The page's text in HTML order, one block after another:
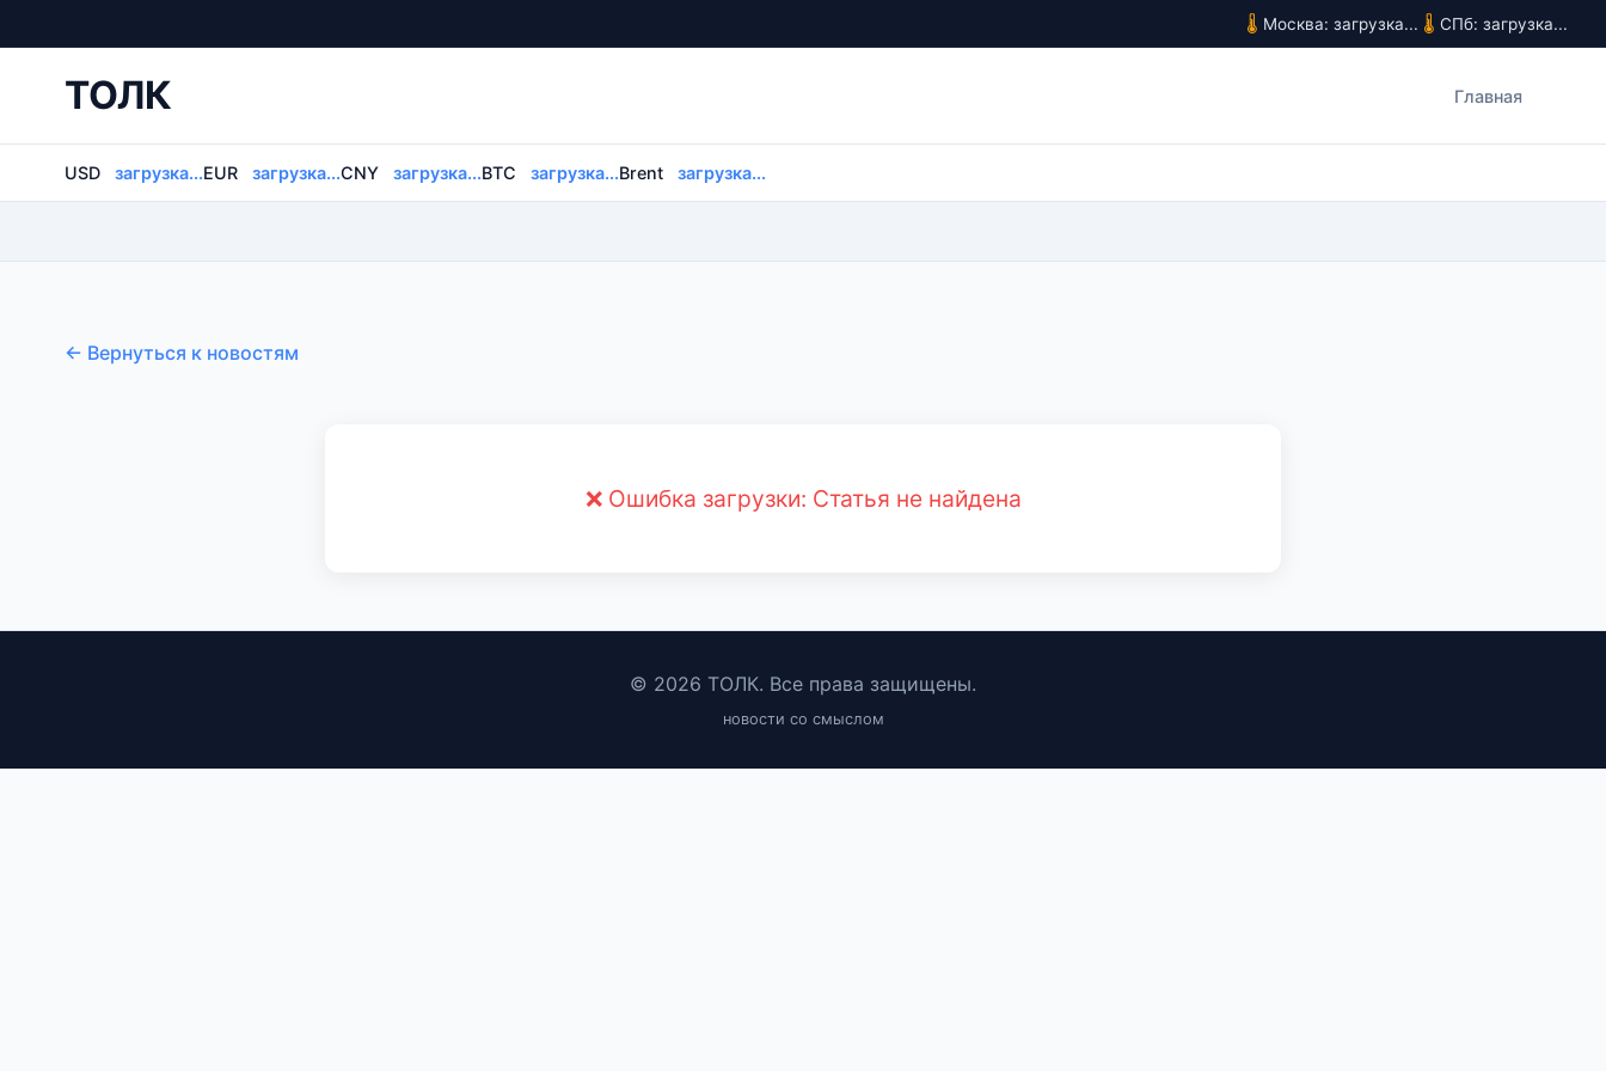
Москва: загрузка... СПб: загрузка...
ТОЛК Главная
USD загрузка...EUR загрузка...CNY загрузка...BTC загрузка...Brent загрузка...
← Вернуться к новостям
❌ Ошибка загрузки: Статья не найдена
© 2026 ТОЛК. Все права защищены.
новости со смыслом